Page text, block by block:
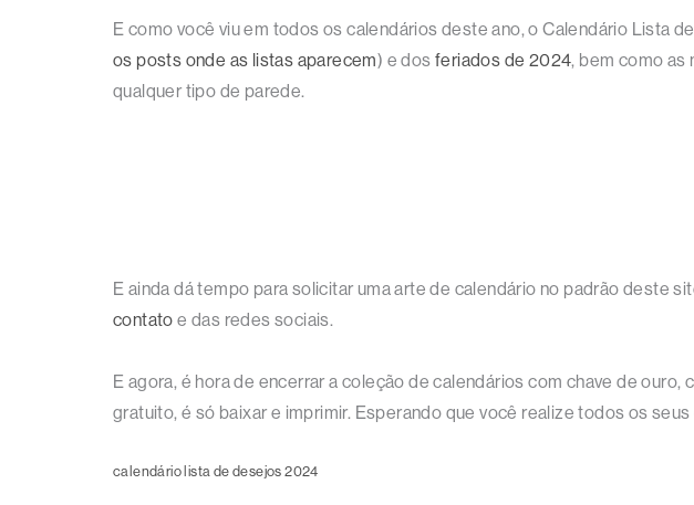
E como você viu em todos os calendários deste ano, o Calendário Lista
os posts onde as listas aparecem) e dosferiados de 2024, bem como as
qualquer tipo de parede.
E ainda dá tempo para solicitar uma arte de calendário no padrão deste
contato e das redes sociais.
E agora, é hora de encerrar a coleção de calendários com chave de
gratuito, é só baixar e imprimir. Esperando que você realize todos os
calendário lista de desejos 2024